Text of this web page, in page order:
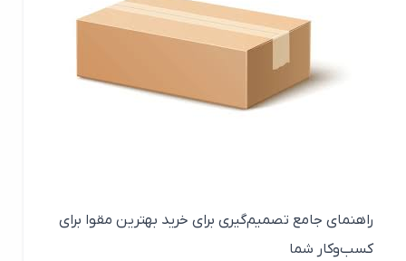
راهنمای جامع تصمیم‌گیری برای خرید بهترین مقوا برای
کسب‌وکار شما